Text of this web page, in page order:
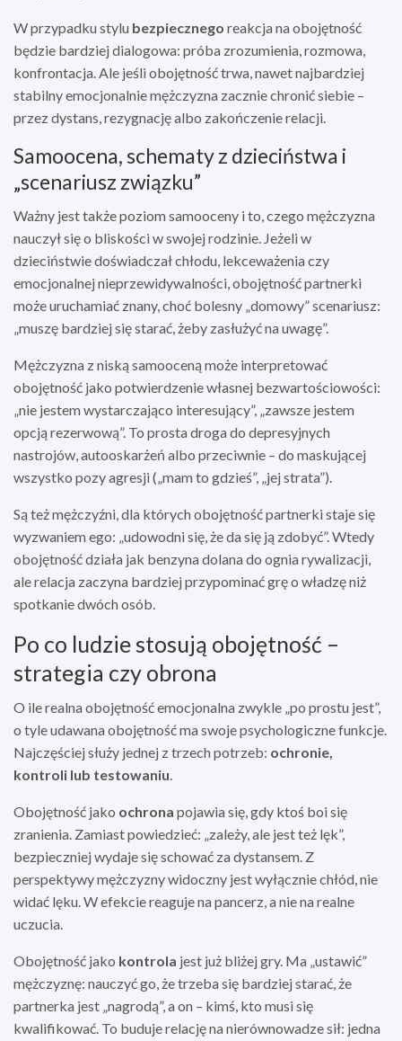
W przypadku stylu bezpiecznego reakcja na obojętność
będzie bardziej dialogowa: próba zrozumienia, rozmowa,
konfrontacja. Ale jeśli obojętność trwa, nawet najbardziej
stabilny emocjonalnie mężczyzna zacznie chronić siebie –
przez dystans, rezygnację albo zakończenie relacji.
Samoocena, schematy z dzieciństwa i
„scenariusz związku”
Ważny jest także poziom samooceny i to, czego mężczyzna
nauczył się o bliskości w swojej rodzinie. Jeżeli w
dzieciństwie doświadczał chłodu, lekceważenia czy
emocjonalnej nieprzewidywalności, obojętność partnerki
może uruchamiać znany, choć bolesny „domowy” scenariusz:
„muszę bardziej się starać, żeby zasłużyć na uwagę”.
Mężczyzna z niską samooceną może interpretować
obojętność jako potwierdzenie własnej bezwartościowości:
„nie jestem wystarczająco interesujący”, „zawsze jestem
opcją rezerwową”. To prosta droga do depresyjnych
nastrojów, autooskarżeń albo przeciwnie – do maskującej
wszystko pozy agresji („mam to gdzieś”, „jej strata”).
Są też mężczyźni, dla których obojętność partnerki staje się
wyzwaniem ego: „udowodni się, że da się ją zdobyć”. Wtedy
obojętność działa jak benzyna dolana do ognia rywalizacji,
ale relacja zaczyna bardziej przypominać grę o władzę niż
spotkanie dwóch osób.
Po co ludzie stosują obojętność –
strategia czy obrona
O ile realna obojętność emocjonalna zwykle „po prostu jest”,
o tyle udawana obojętność ma swoje psychologiczne funkcje.
Najczęściej służy jednej z trzech potrzeb: ochronie,
kontroli lub testowaniu.
Obojętność jako ochrona pojawia się, gdy ktoś boi się
zranienia. Zamiast powiedzieć: „zależy, ale jest też lęk”,
bezpieczniej wydaje się schować za dystansem. Z
perspektywy mężczyzny widoczny jest wyłącznie chłód, nie
widać lęku. W efekcie reaguje na pancerz, a nie na realne
uczucia.
Obojętność jako kontrola jest już bliżej gry. Ma „ustawić”
mężczyznę: nauczyć go, że trzeba się bardziej starać, że
partnerka jest „nagrodą”, a on – kimś, kto musi się
kwalifikować. To buduje relację na nierównowadze sił: jedna